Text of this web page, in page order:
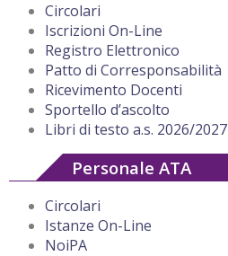
Circolari
Iscrizioni On-Line
Registro Elettronico
Patto di Corresponsabilità
Ricevimento Docenti
Sportello d’ascolto
Libri di testo a.s. 2026/2027
Personale ATA
Circolari
Istanze On-Line
NoiPA